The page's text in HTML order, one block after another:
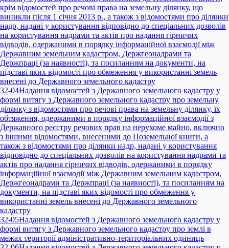
крім відомостей про речові права на земельну ділянку, що
виникли після 1 січня 2013 р., а також з відомостями про ділянки
надр, надані у користування відповідно до спеціальних дозволів
на користування надрами та актів про надання гірничих
відводів, одержаними в порядку інформаційної взаємодії між
Державним земельним кадастром, Держгеонадрами та
Держпраці (за наявності), та посиланням на документи, на
підставі яких відомості про обмеження у використанні земель
внесені до Державного земельного кадастру
32-04Надання відомостей з Державного земельного кадастру у
формі витягу з Державного земельного кадастру про земельну
ділянку з відомостями про речові права на земельну ділянку, їх
обтяження, одержаними в порядку інформаційної взаємодії з
Державного реєстру речових прав на нерухоме майно, включно
з іншими відомостями, внесеними до Поземельної книги, а
також з відомостями про ділянки надр, надані у користування
відповідно до спеціальних дозволів на користування надрами та
актів про надання гірничих відводів, одержаними в порядку
інформаційної взаємодії між Державним земельним кадастром,
Держгеонадрами та Держпраці (за наявності), та посиланням на
документи, на підставі яких відомості про обмеження у
використанні земель внесені до Державного земельного
кадастру
32-05Надання відомостей з Державного земельного кадастру у
формі витягу з Державного земельного кадастру про землі в
межах території адміністративно-територіальних одиниць